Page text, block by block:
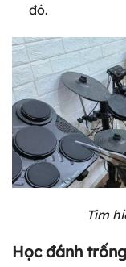
đó.
Tìm
Học đánh